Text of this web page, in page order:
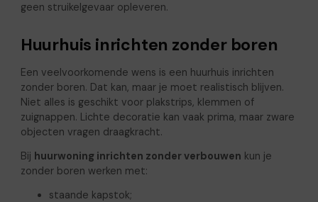
geen struikelgevaar opleveren.
Huurhuis inrichten zonder boren
Een veelvoorkomende wens is een huurhuis inrichten
zonder boren. Dat kan, maar je moet realistisch blijven.
Niet alles is geschikt voor plakstrips, klemmen of
zuignappen. Lichte decoratie kan vaak prima, maar zware
objecten vragen draagkracht.
Bij huurwoning inrichten zonder verbouwen kun je
zonder boren werken met:
staande kapstok;